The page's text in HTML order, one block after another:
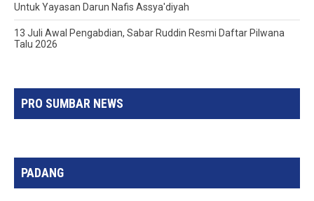
Untuk Yayasan Darun Nafis Assya'diyah
13 Juli Awal Pengabdian, Sabar Ruddin Resmi Daftar Pilwana
Talu 2026
PRO SUMBAR NEWS
PADANG